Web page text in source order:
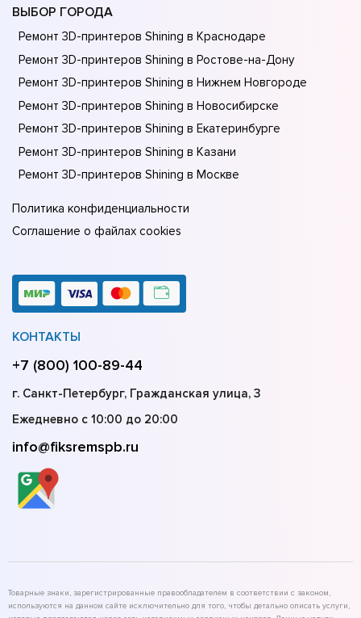
ВЫБОР ГОРОДА
Ремонт 3D-принтеров Shining в Краснодаре
Ремонт 3D-принтеров Shining в Ростове-на-Донy
Ремонт 3D-принтеров Shining в Нижнем Новгороде
Ремонт 3D-принтеров Shining в Новосибирске
Ремонт 3D-принтеров Shining в Екатеринбурге
Ремонт 3D-принтеров Shining в Казани
Ремонт 3D-принтеров Shining в Москве
Политика конфиденциальности
Соглашение о файлах cookies
КОНТАКТЫ
+7 (800) 100-89-44
г. Санкт-Петербург, Гражданская улица, 3
Ежедневно с 10:00 до 20:00
info@fiksremspb.ru
Товарные знаки, зарегистрированные правообладателем в соответствии с законом,
используются на данном сайте исключительно для того, чтобы детально описать услуги,